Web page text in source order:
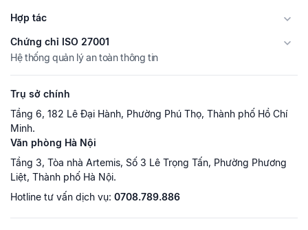
Hợp tác
Chứng chỉ ISO 27001
Hệ thống quản lý an toàn thông tin
Trụ sở chính
Tầng 6, 182 Lê Đại Hành, Phường Phú Thọ, Thành phố Hồ Chí
Minh.
Văn phòng Hà Nội
Tầng 3, Tòa nhà Artemis, Số 3 Lê Trọng Tấn, Phường Phương
Liệt, Thành phố Hà Nội.
Hotline tư vấn dịch vụ: 0708.789.886